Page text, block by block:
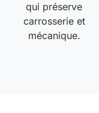
qui préserve
carrosserie et
mécanique.